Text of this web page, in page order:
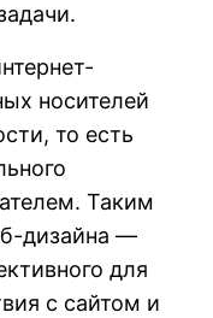
носителей
то есть
Таким
дизайна —
для
с сайтом и